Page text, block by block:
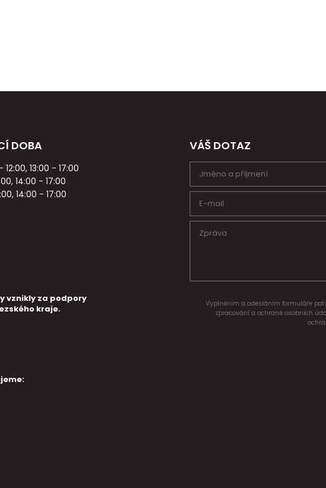
DOBA
13:00 - 17:00
14:00 - 17:00
14:00 - 17:00
vznikly za podpory
kraje.
VÁŠ DOTAZ
Vyplněním a odesláním formuláře
zpracování a ochraně osobních